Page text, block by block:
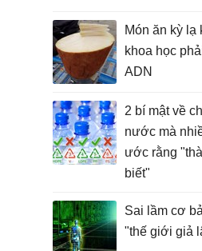
Món ăn kỳ lạ
khoa học
ADN
2 bí mật về
nước mà
ước rằng
biết"
Sai lầm cơ
"thế giới giả